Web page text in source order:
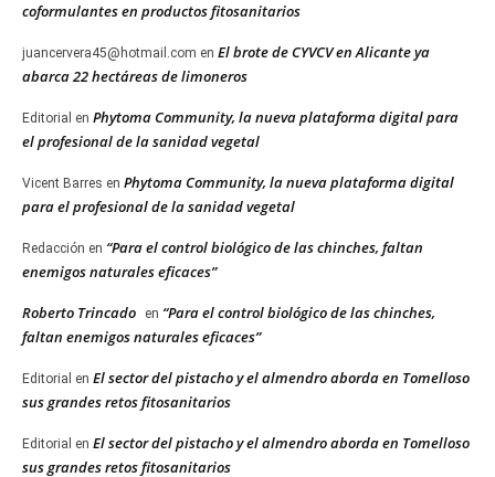
coformulantes en productos fitosanitarios
juancervera45@hotmail.com en El brote de CYVCV en Alicante ya
abarca 22 hectáreas de limoneros
Editorial en Phytoma Community, la nueva plataforma digital para
el profesional de la sanidad vegetal
Vicent Barres en Phytoma Community, la nueva plataforma digital
para el profesional de la sanidad vegetal
Redacción en “Para el control biológico de las chinches, faltan
enemigos naturales eficaces”
Roberto Trincado en “Para el control biológico de las chinches,
faltan enemigos naturales eficaces”
Editorial en El sector del pistacho y el almendro aborda en Tomelloso
sus grandes retos fitosanitarios
Editorial en El sector del pistacho y el almendro aborda en Tomelloso
sus grandes retos fitosanitarios